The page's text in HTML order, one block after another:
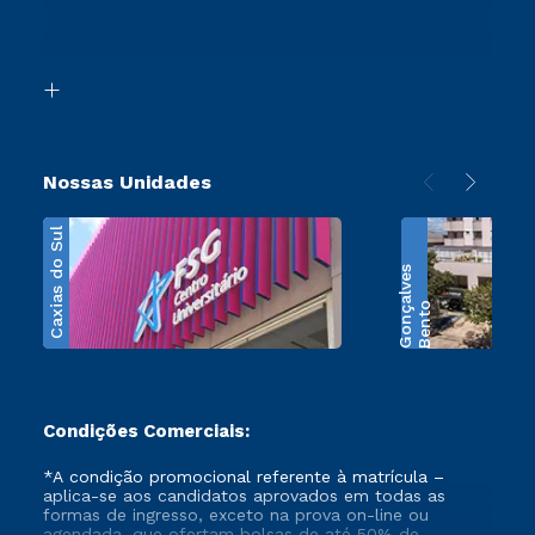
Transferência
Nossas Unidades
Caxias do Sul B
e
n
t
o
G
o
n
ç
a
l
v
e
s
Condições Comerciais:
*A condição promocional referente à matrícula –
aplica-se aos candidatos aprovados em todas as
formas de ingresso, exceto na prova on-line ou